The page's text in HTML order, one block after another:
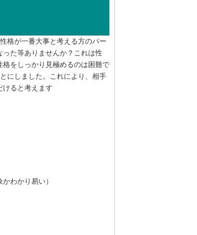
格が一番大事と考える方のパー
た等ありませんか？これは性
をしっかり見極めるのは困難で
にしました。これにより、相手
けると考えます
わかり易い）